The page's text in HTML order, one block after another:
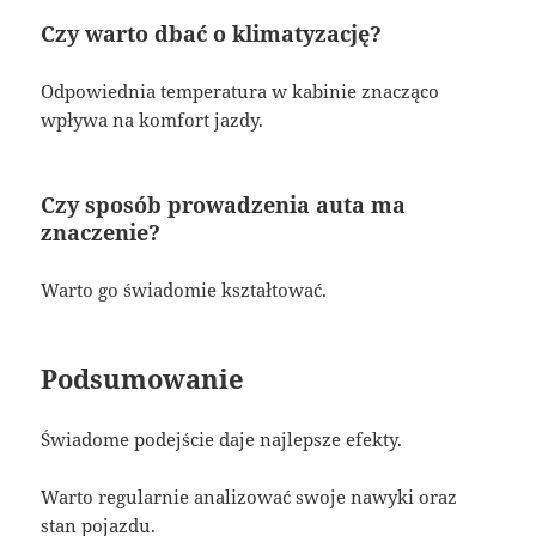
Czy warto dbać o klimatyzację?
Odpowiednia temperatura w kabinie znacząco
wpływa na komfort jazdy.
Czy sposób prowadzenia auta ma
znaczenie?
Warto go świadomie kształtować.
Podsumowanie
Świadome podejście daje najlepsze efekty.
Warto regularnie analizować swoje nawyki oraz
stan pojazdu.